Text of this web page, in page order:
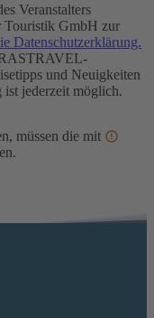
Veranstalters
GmbH zur
Datenschutzerklärung.
und Neuigkeiten
jederzeit möglich.
müssen die mit *